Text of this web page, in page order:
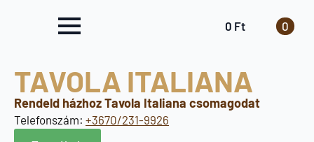
0 Ft 0
TAVOLA ITALIANA
Rendeld házhoz Tavola Italiana csomagodat
Telefonszám: +3670/231-9926